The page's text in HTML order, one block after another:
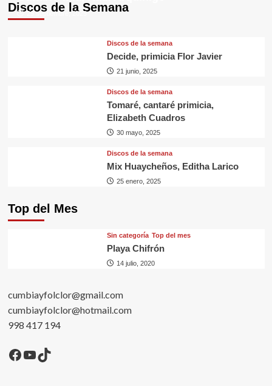
Discos de la Semana
29 septiembre, 2025
Discos de la semana
Decide, primicia Flor Javier
21 junio, 2025
Discos de la semana
Tomaré, cantaré primicia,
Elizabeth Cuadros
30 mayo, 2025
Discos de la semana
Mix Huaycheños, Editha Larico
25 enero, 2025
Top del Mes
Sin categorí­a Top del mes
Playa Chifrón
14 julio, 2020
cumbiayfolclor@gmail.com
cumbiayfolclor@hotmail.com
998 417 194
Facebook
YouTube
TikTok